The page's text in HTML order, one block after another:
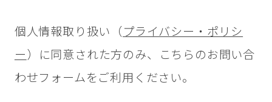
個人情報取り扱い（プライバシー・ポリシ
ー）に同意された方のみ、こちらのお問い合
わせフォームをご利用ください。